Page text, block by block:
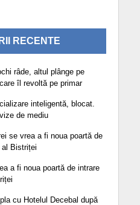
RECENTE
râde, altul plânge pe
îl revoltă pe primar
inteligentă, blocat.
de mediu
se vrea a fi noua poartă de
Bistriței
a fi noua poartă de intrare
cu Hotelul Decebal după